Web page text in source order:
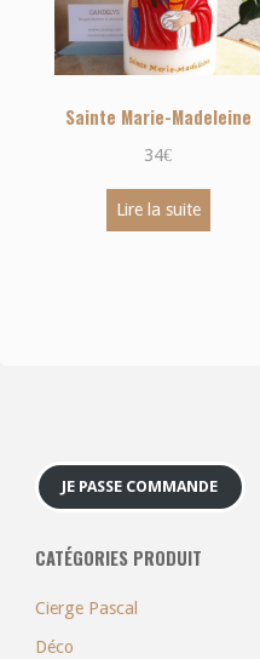
Sainte Marie-Madeleine
34€
Lire la suite
JE PASSE COMMANDE
CATÉGORIES PRODUIT
Cierge Pascal
Déco